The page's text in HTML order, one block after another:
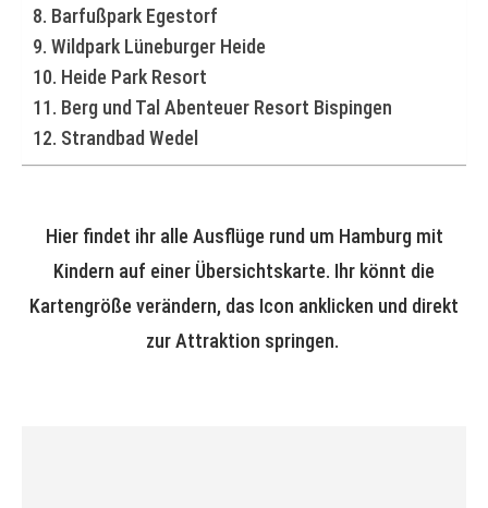
8. Barfußpark Egestorf
9. Wildpark Lüneburger Heide
10. Heide Park Resort
11. Berg und Tal Abenteuer Resort Bispingen
12. Strandbad Wedel
Hier findet ihr alle Ausflüge rund um Hamburg mit
Kindern auf einer Übersichtskarte. Ihr könnt die
Kartengröße verändern, das Icon anklicken und direkt
zur Attraktion springen.